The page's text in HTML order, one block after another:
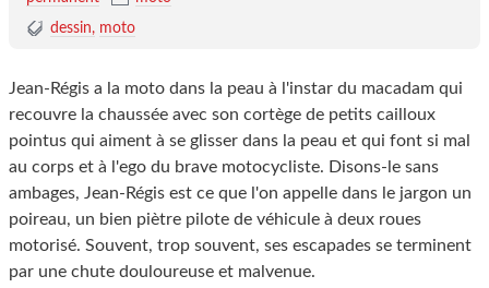
dessin
moto
Jean-Régis a la moto dans la peau à l'instar du macadam qui
recouvre la chaussée avec son cortège de petits cailloux
pointus qui aiment à se glisser dans la peau et qui font si mal
au corps et à l'ego du brave motocycliste. Disons-le sans
ambages, Jean-Régis est ce que l'on appelle dans le jargon un
poireau, un bien piètre pilote de véhicule à deux roues
motorisé. Souvent, trop souvent, ses escapades se terminent
par une chute douloureuse et malvenue.